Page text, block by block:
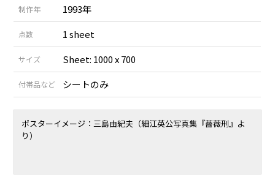
制作年 1993年
点数 1 sheet
サイズ Sheet: 1000 x 700
付帯品など シートのみ
ポスターイメージ：三島由紀夫（細江英公写真集『薔薇刑』よ
り）